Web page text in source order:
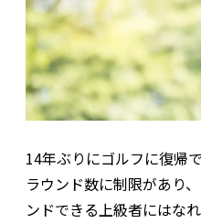
14年ぶりにゴルフに復帰
ラウンド数に制限があり
ンドできる上級者にはな